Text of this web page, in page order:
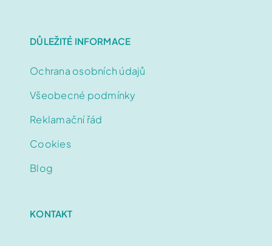
DŮLEŽITÉ INFORMACE
Ochrana osobních údajů
Všeobecné podmínky
Reklamační řád
Cookies
Blog
KONTAKT